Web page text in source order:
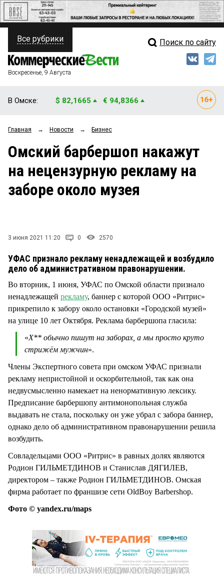
ПОЛИТИКА
ФИНАНСЫ
ОБЩЕСТВО
ЗАКОН
НОВОСТИ КОМПАНИЙ
Свежий выпуск
Рейтинги
Блоги
Архив
Все рубрики Поиск по сайту
Воскресенье, 9 Августа
В Омске: $ 82,1665 € 94,8366
Главная → Новости → Бизнес
Омский барбершоп накажут
на нецензурную рекламу на
заборе около музея
3 июня 2021 11:20 0 2570
УФАС признало рекламу ненадлежащей и возбудило
дело об административном правонарушении.
Во вторник, 1 июня, УФАС по Омской области признало
ненадлежащей рекламу, баннер с которой ООО «Ритрис»
прикрепило к забору около остановки «Городской музей»
на улице 10 лет Октября. Реклама барбершопа гласила:
«Х** обычно пишут на заборах, а мы просто круто
стрижём мужчин».
Члены Экспертного совета при омском УФАС признали
рекламу непристойной и оскорбительной, так как она
недвусмысленно намекает на ненормативную лексику.
Предписание барбершопу антимонопольная служба
выдавать не стала, поскольку он уже убрал с забора баннер,
однако дело об административном правонарушении решила
возбудить.
Совладельцами ООО «Ритрис» в равных долях являются
Родион ГИЛЬМЕТДИНОВ и Станислав ДЯГИЛЕВ,
директором – также Родион ГИЛЬМЕТДИНОВ. Омская
фирма работает по франшизе сети OldBoy Barbershop.
Фото © yandex.ru/maps